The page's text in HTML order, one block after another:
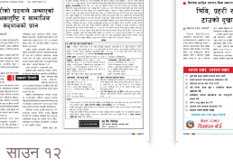
साउन १२